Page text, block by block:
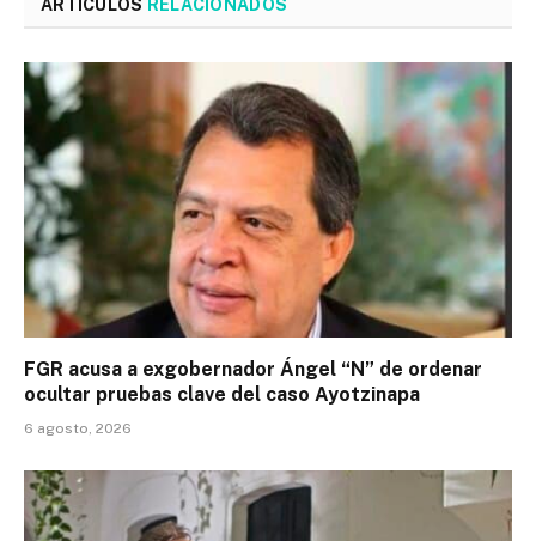
ARTÍCULOS RELACIONADOS
FGR acusa a exgobernador Ángel “N” de ordenar
ocultar pruebas clave del caso Ayotzinapa
6 agosto, 2026